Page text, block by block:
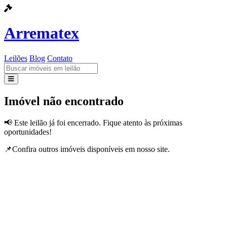
Arrematex
Leilões Blog Contato
Leilões
Imóvel não encontrado
📢 Este leilão já foi encerrado. Fique atento às próximas
oportunidades!
📌Confira outros imóveis disponíveis em nosso site.